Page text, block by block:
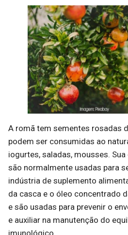
A romã tem sementes rosadas
podem ser consumidas ao
iogurtes, saladas, mousses.
são normalmente usadas para
indústria de suplemento
da casca e o óleo concentrado
e são usadas para prevenir o
e auxiliar na manutenção do
imunológico.